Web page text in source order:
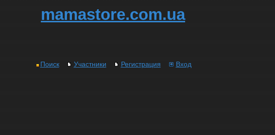
mamastore.com.ua
Поиск Участники Регистрация Вход